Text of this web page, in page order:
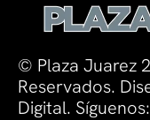
© Plaza Juarez
Reservados.
Digital. Síguenos: